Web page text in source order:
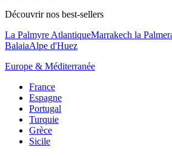
Découvrir nos best-sellers
La Palmyre AtlantiqueMarrakech la
BalaiaAlpe d'Huez
Europe & Méditerranée
France
Espagne
Portugal
Turquie
Grèce
Sicile